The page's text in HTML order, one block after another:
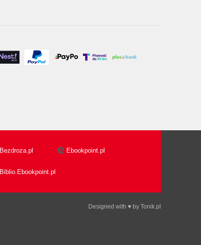
Bezdroza.pl Ebookpoint.pl
Biblio.Ebookpoint.pl
Designed with ♥ by Tonik.pl